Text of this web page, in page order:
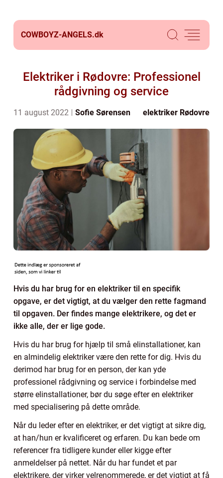
COWBOYZ-ANGELS.dk
Elektriker i Rødovre: Professionel
rådgivning og service
11 august 2022 Sofie Sørensen elektriker Rødovre
Hvis du har brug for en elektriker til en specifik
opgave, er det vigtigt, at du vælger den rette fagmand
til opgaven. Der findes mange elektrikere, og det er
ikke alle, der er lige gode.
Hvis du har brug for hjælp til små elinstallationer, kan
en almindelig elektriker være den rette for dig. Hvis du
derimod har brug for en person, der kan yde
professionel rådgivning og service i forbindelse med
større elinstallationer, bør du søge efter en elektriker
med specialisering på dette område.
Når du leder efter en elektriker, er det vigtigt at sikre dig,
at han/hun er kvalificeret og erfaren. Du kan bede om
referencer fra tidligere kunder eller kigge efter
anmeldelser på nettet. Når du har fundet et par
elektrikere, der virker velrenommerede, er det vigtigt at få